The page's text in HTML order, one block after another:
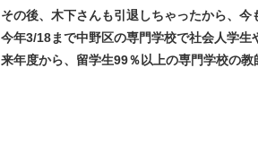
その後、木下さんも引退しちゃったから、
今年3/18まで中野区の専門学校で社会人学
来年度から、留学生99％以上の専門学校の